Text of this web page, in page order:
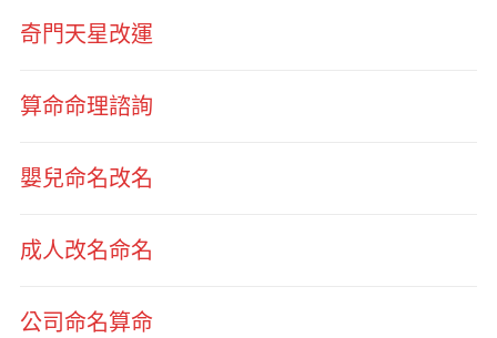
奇門天星改運
算命命理諮詢
嬰兒命名改名
成人改名命名
公司命名算命